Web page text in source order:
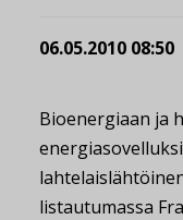
06.05.2010 08:50
Bioenergiaan ja
listautumassa